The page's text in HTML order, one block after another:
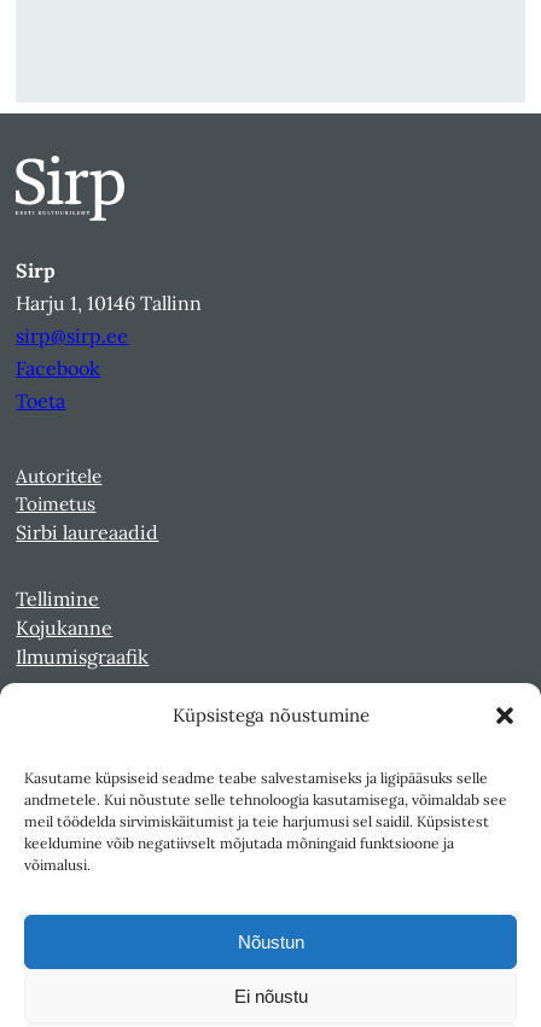
Küpsistega nõustumine
Kasutame küpsiseid seadme teabe salvestamiseks ja ligipääsuks selle
andmetele. Kui nõustute selle tehnoloogia kasutamisega, võimaldab see
meil töödelda sirvimiskäitumist ja teie harjumusi sel saidil. Küpsistest
keeldumine võib negatiivselt mõjutada mõningaid funktsioone ja
võimalusi.
Nõustun
Ei nõustu
Sirp
Harju 1, 10146 Tallinn
sirp@sirp.ee
Facebook
Toeta
Autoritele
Toimetus
Sirbi laureaadid
Tellimine
Kojukanne
Ilmumisgraafik
Kultuurileht 1994-1997
Reede 1989-1990
Sirp ja Vasar 1940-1989
Teksti- ja andmekaeve